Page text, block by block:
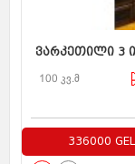
ვარკეთილი 3
100 კვ.მ
336000 GEL